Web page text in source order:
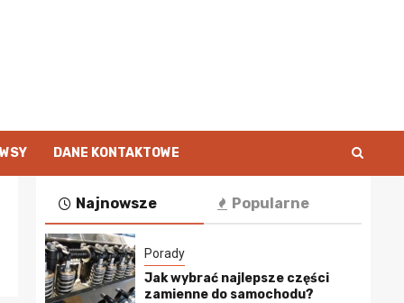
DANE KONTAKTOWE
Najnowsze Popularne
Porady
Jak wybrać najlepsze części
zamienne do samochodu?